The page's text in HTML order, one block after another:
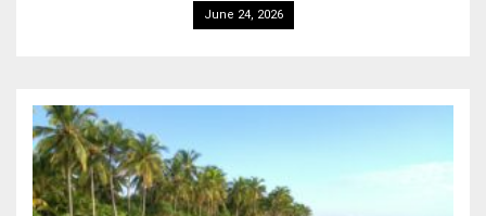
June 24, 2026